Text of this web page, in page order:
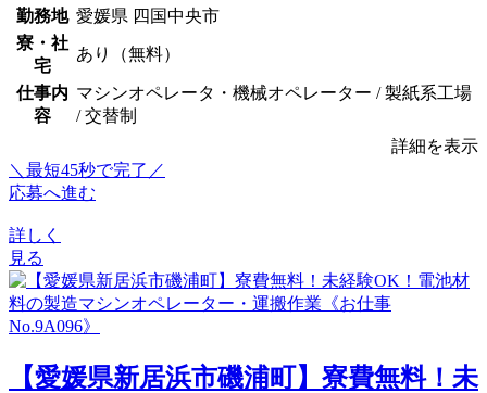
勤務地 愛媛県 四国中央市
寮・社
宅
あり（無料）
仕事内
容
マシンオペレータ・機械オペレーター / 製紙系工場
/ 交替制
詳細を表示
＼最短45秒で完了／
応募へ進む
詳しく
見る
【愛媛県新居浜市磯浦町】寮費無料！未